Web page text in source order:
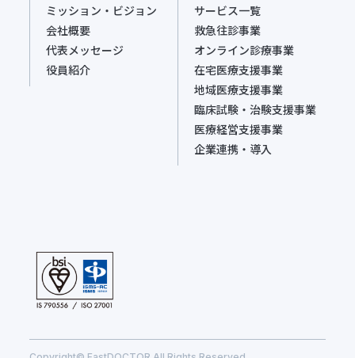
ミッション・ビジョン
会社概要
代表メッセージ
役員紹介
サービス一覧
救急往診事業
オンライン診療事業
在宅医療支援事業
地域医療支援事業
臨床試験・治験支援事業
医療経営支援事業
企業連携・導入